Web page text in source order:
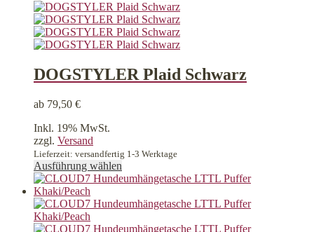
DOGSTYLER Plaid Schwarz
ab 79,50 €
Inkl. 19% MwSt.
zzgl. Versand
Lieferzeit: versandfertig 1-3 Werktage
Ausführung wählen
Produkt
mehrere
auf.